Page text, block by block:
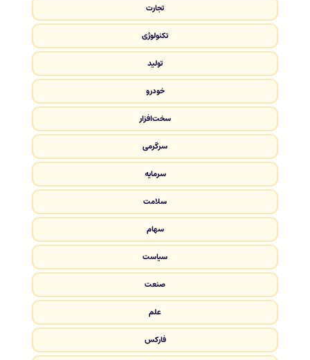
تجارت
تکنولوژی
تولید
خودرو
سخت‌افزار
سرگرمی
سرمایه
سلامت
سهام
سیاست
صنعت
علم
فارکس